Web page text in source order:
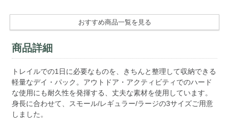
おすすめ商品一覧を見る
商品詳細
トレイルでの1日に必要なものを、きちんと整理して収納できる
軽量なデイ・パック。アウトドア・アクティビティでのハード
な使用にも耐久性を発揮する、丈夫な素材を使用しています。
身長に合わせて、スモール/レギュラー/ラージの3サイズご用意
しました。